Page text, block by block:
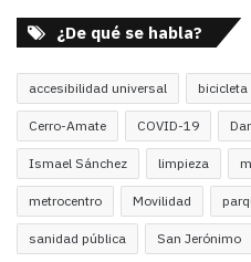
¿De qué se habla?
accesibilidad universal bicicleta
Cerro-Amate COVID-19
Ismael Sánchez limpieza
metrocentro Movilidad
sanidad pública San Jerónimo